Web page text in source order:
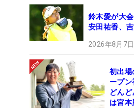
鈴木愛が大
安田祐香、
2026年8月7
初出場
ープ
どん
は宮